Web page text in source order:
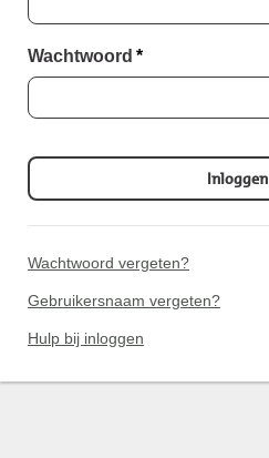
Wachtwoord *
Inloggen
Wachtwoord vergeten?
Gebruikersnaam vergeten?
Hulp bij inloggen